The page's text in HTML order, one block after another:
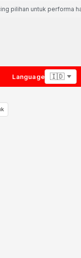
pilihan untuk performa
Language